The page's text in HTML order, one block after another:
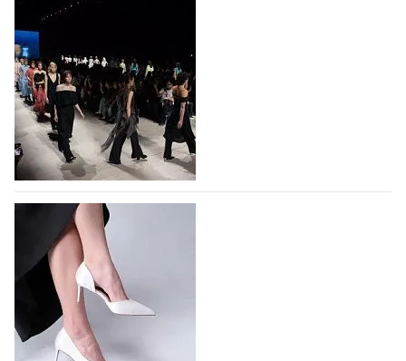
На участие в Московской неделе моды
подано 1047 заявок
На участие в седьмой Московской неделе моды,
которая пройдет в российской столице с 26 сентября
по 1 октября, уже подано 1047 заявок. Примерно
половину из них (494) прислали дизайнеры,